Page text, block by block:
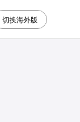
切换海外版